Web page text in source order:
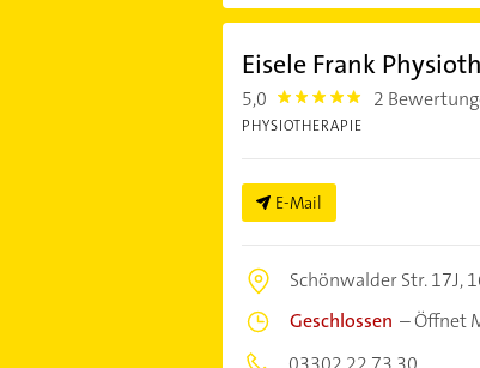
Eisele Frank
5,0 5.0 2
PHYSIOTHERAPIE
E-Mail
Schönwalder Str. 17J,
Geschlossen –Öffnet